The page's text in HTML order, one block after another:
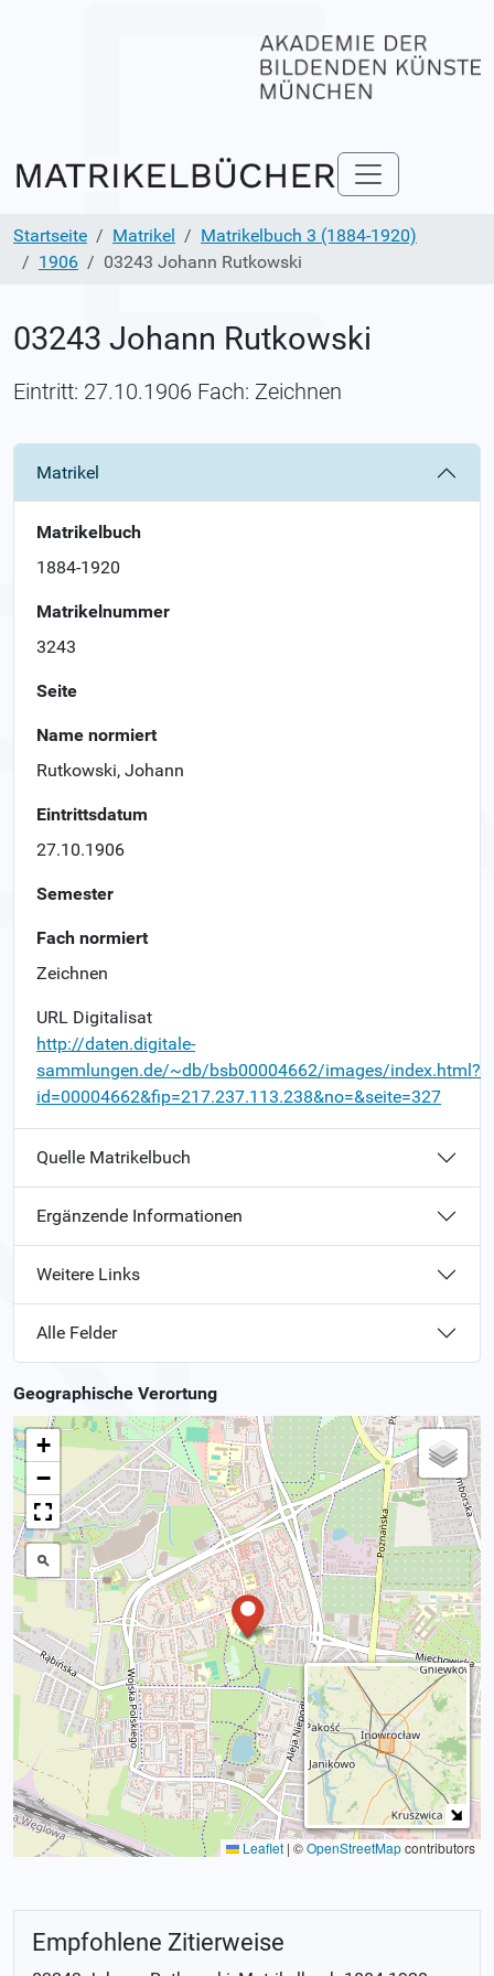
Startseite Matrikel
Matrikelbuch 3 (1884-1920)
1906
03243 Johann Rutkowski
03243 Johann Rutkowski
Eintritt: 27.10.1906 Fach: Zeichnen
Matrikel
Matrikelbuch
1884-1920
Matrikelnummer
3243
Seite
Name normiert
Rutkowski, Johann
Eintrittsdatum
27.10.1906
Semester
Fach normiert
Zeichnen
URL Digitalisat
http://daten.digitale-
sammlungen.de/~db/bsb00004662/images/index.html?
id=00004662&fip=217.237.113.238&no=&seite=327
Quelle Matrikelbuch
Ergänzende Informationen
Weitere Links
Alle Felder
Geographische Verortung
+
−
Leaflet | ©OpenStreetMapcontributors
Empfohlene Zitierweise